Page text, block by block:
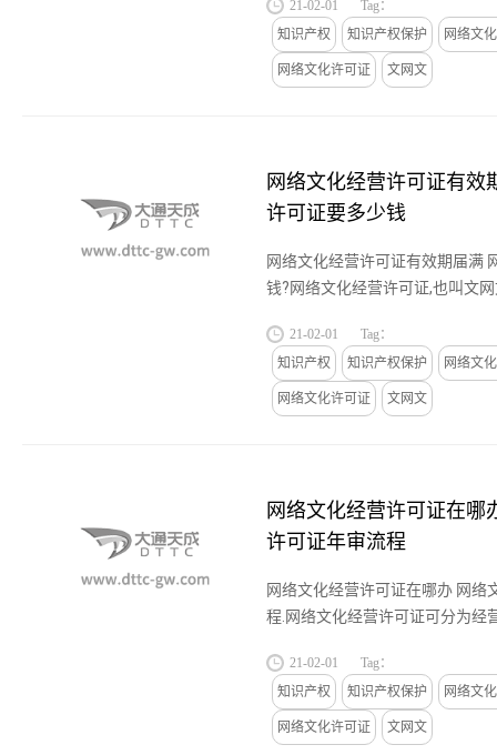
相应内容，需要到原发证机构...
21-02-01
Tag：
知识产权
知识产权保护 网络文
网络文化许可证 文网文
网络文化经营许可证有效
许可证要多少钱
网络文化经营许可证有效期届满
钱?网络文化经营许可证,也叫文
文,网文证,网络许可证,文化经...
21-02-01
Tag：
知识产权
知识产权保护 网络文
网络文化许可证 文网文
网络文化经营许可证在哪
许可证年审流程
网络文化经营许可证在哪办 网络
程.网络文化经营许可证可分为经
电子商务,广告,赞助等方式获...
21-02-01
Tag：
知识产权
知识产权保护 网络文
网络文化许可证 文网文